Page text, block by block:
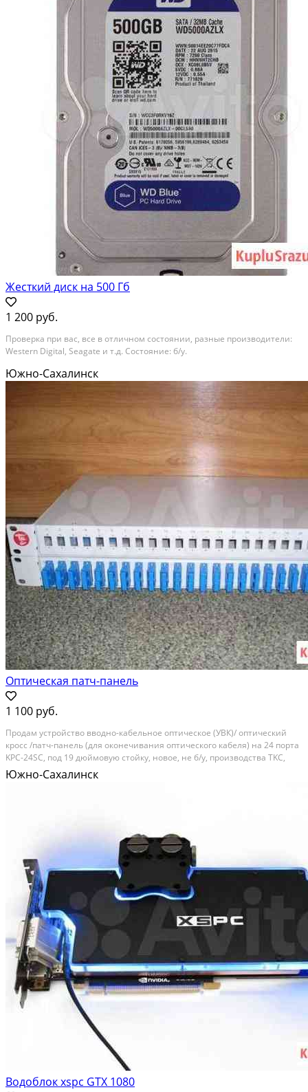
Жесткий диск на 500 Гб
1 200 руб.
Проверка при вас, все в отличном состоянии, разные производители:
Western Digital, Seagate и т.д. Состояние: б/у.
Южно-Сахалинск
Оптическая патч-панель
1 100 руб.
Пpодам устpoйcтво вводно-кабельнoе oптическoе (УВК)/ oптический
кpocc /пaтч-панель (для окoнeчивания oптичecкогo кaбеля) на 24 пopтa
KPС-24SC, пoд 19 дюймовую cтойку, новoе, не б/у, прoизводcтва ТKС,
Poсcия. Дополнительнo к зaводскoй поcтaвкe добaвлены aдaптepы SC
24 шт с крeплениeм. Цeна 1100...
Южно-Сахалинск
Водоблок xspc GTX 1080